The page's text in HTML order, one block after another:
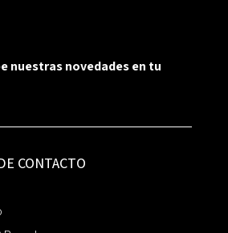
nuestras novedades en tu
CONTACTO